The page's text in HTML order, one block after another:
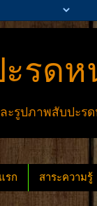
รด
ะรูปภาพสับปะรด
รก สาระความรู้